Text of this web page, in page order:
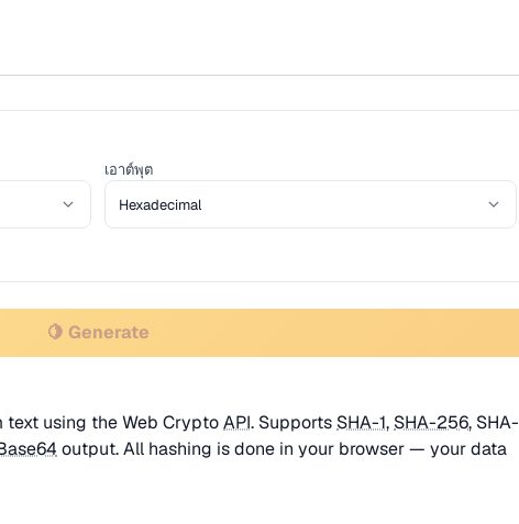
เอาต์พุต
🍋 Generate
text using the Web CryptoAPI. Supports SHA-1, SHA-256, SHA-
output. All hashing is done in your browser — your data